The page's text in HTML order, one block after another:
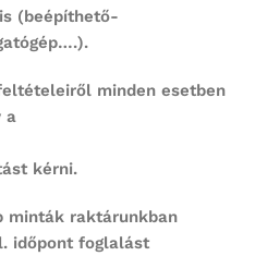
(beépíthető-
minden esetben
a
kérni.
minták raktárunkban
időpont foglalást